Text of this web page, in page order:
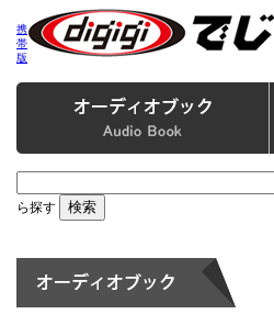
携
帯
版
ら探す